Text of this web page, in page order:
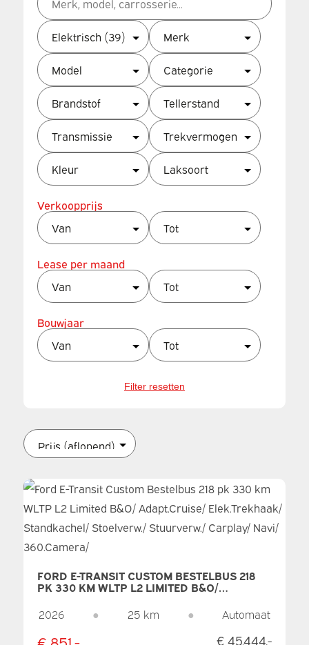
Verkoopprijs
Lease per maand
Bouwjaar
Filter resetten
FORD E-TRANSIT CUSTOM BESTELBUS 218
PK 330 KM WLTP L2 LIMITED B&O/
STANDKACHEL/ STOELVERW./ STUURVERW./
CARPLAY/ NAVI/ 360.CAMERA/
2026 ● 25 km ● Automaat
€ 45.444,-